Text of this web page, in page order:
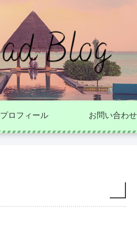
プロフィール お問い合わせ